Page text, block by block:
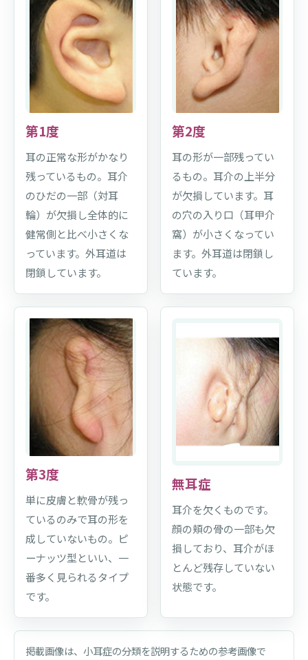
第1度
耳の正常な形がかなり
残っているもの。耳介
のひだの一部（対耳
輪）が欠損し全体的に
健常側と比べ小さくな
っています。外耳道は
閉鎖しています。
第2度
耳の形が一部残ってい
るもの。耳介の上半分
が欠損しています。耳
の穴の入り口（耳甲介
窩）が小さくなってい
ます。外耳道は閉鎖し
ています。
第3度
単に皮膚と軟骨が残っ
ているのみで耳の形を
成していないもの。ピ
ーナッツ型といい、一
番多く見られるタイプ
です。
無耳症
耳介を欠くものです。
顔の頬の骨の一部も欠
損しており、耳介がほ
とんど残存していない
状態です。
掲載画像は、小耳症の分類を説明するための参考画像で